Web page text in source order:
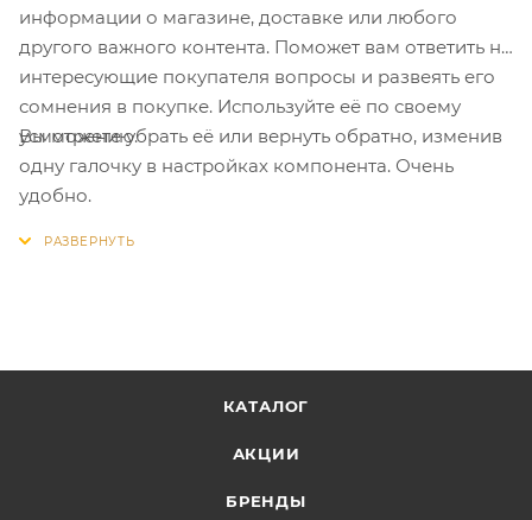
информации о магазине, доставке или любого
другого важного контента. Поможет вам ответить на
интересующие покупателя вопросы и развеять его
сомнения в покупке. Используйте её по своему
усмотрению.
Вы можете убрать её или вернуть обратно, изменив
одну галочку в настройках компонента. Очень
удобно.
КАТАЛОГ
АКЦИИ
БРЕНДЫ